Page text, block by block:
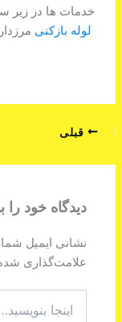
خدمات ها در زیر
لوله بازکنی
قبلی
دیدگاه‌ خود را
نشانی ایمیل
علامت‌گذاری
بنویسید…